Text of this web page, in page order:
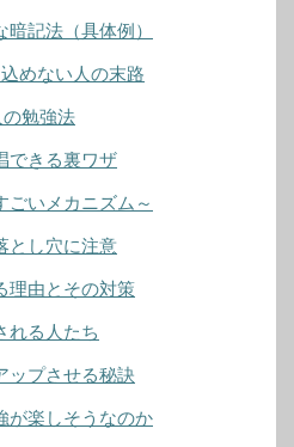
記法（具体例）
めない人の末路
勉強法
できる裏ワザ
ごいメカニズム～
とし穴に注意
理由とその対策
れる人たち
ップさせる秘訣
が楽しそうなのか